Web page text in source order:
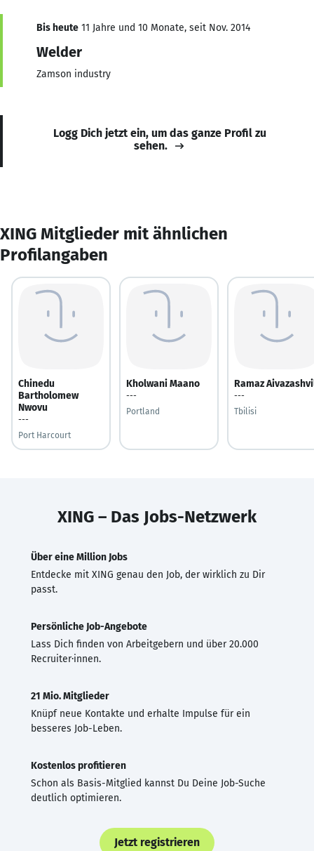
Bis heute 11 Jahre und 10 Monate, seit Nov. 2014
Welder
Zamson industry
Logg Dich jetzt ein, um das ganze Profil zu
sehen.
XING Mitglieder mit ähnlichen
Profilangaben
Chinedu
Bartholomew
Nwovu
---
Port Harcourt
Kholwani Maano
---
Portland
Ramaz
---
Tbilisi
XING – Das Jobs-Netzwerk
Über eine Million Jobs
Entdecke mit XING genau den Job, der wirklich zu Dir
passt.
Persönliche Job-Angebote
Lass Dich finden von Arbeitgebern und über 20.000
Recruiter·innen.
21 Mio. Mitglieder
Knüpf neue Kontakte und erhalte Impulse für ein
besseres Job-Leben.
Kostenlos profitieren
Schon als Basis-Mitglied kannst Du Deine Job-Suche
deutlich optimieren.
Jetzt registrieren